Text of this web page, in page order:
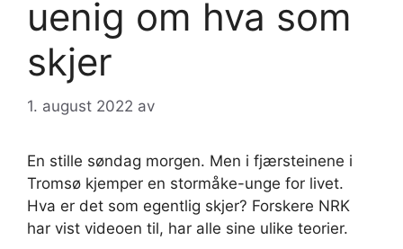
uenig om hva som
skjer
1. august 2022 av
En stille søndag morgen. Men i fjærsteinene i
Tromsø kjemper en stormåke-unge for livet.
Hva er det som egentlig skjer? Forskere NRK
har vist videoen til, har alle sine ulike teorier.